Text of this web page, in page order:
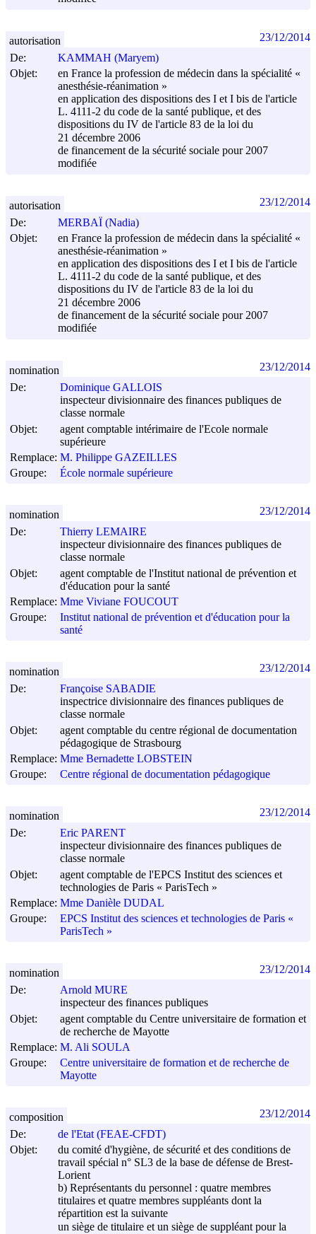
De:
KAMMAH (Maryem)
Objet:
en France la profession de médecin dans la spécialité «
anesthésie-réanimation »
en application des dispositions des I et I bis de l'article
L. 4111-2 du code de la santé publique, et des
dispositions du IV de l'article 83 de la loi du
21 décembre 2006
de financement de la sécurité sociale pour 2007
modifiée
autorisation 23/12/2014
De:
MERBAÏ (Nadia)
Objet:
en France la profession de médecin dans la spécialité «
anesthésie-réanimation »
en application des dispositions des I et I bis de l'article
L. 4111-2 du code de la santé publique, et des
dispositions du IV de l'article 83 de la loi du
21 décembre 2006
de financement de la sécurité sociale pour 2007
modifiée
autorisation 23/12/2014
De:
Dominique GALLOIS
inspecteur divisionnaire des finances publiques de
classe normale
Objet:
agent comptable intérimaire de l'Ecole normale
supérieure
Remplace: M. Philippe GAZEILLES
Groupe:
École normale supérieure
nomination 23/12/2014
De:
Thierry LEMAIRE
inspecteur divisionnaire des finances publiques de
classe normale
Objet:
agent comptable de l'Institut national de prévention et
d'éducation pour la santé
Remplace: Mme Viviane FOUCOUT
Groupe:
Institut national de prévention et d'éducation pour la
santé
nomination 23/12/2014
De:
Françoise SABADIE
inspectrice divisionnaire des finances publiques de
classe normale
Objet:
agent comptable du centre régional de documentation
pédagogique de Strasbourg
Remplace: Mme Bernadette LOBSTEIN
Groupe:
Centre régional de documentation pédagogique
nomination 23/12/2014
De:
Eric PARENT
inspecteur divisionnaire des finances publiques de
classe normale
Objet:
agent comptable de l'EPCS Institut des sciences et
technologies de Paris « ParisTech »
Remplace: Mme Danièle DUDAL
Groupe:
EPCS Institut des sciences et technologies de Paris «
ParisTech »
nomination 23/12/2014
De:
Arnold MURE
inspecteur des finances publiques
Objet:
agent comptable du Centre universitaire de formation et
de recherche de Mayotte
Remplace: M. Ali SOULA
Groupe:
Centre universitaire de formation et de recherche de
Mayotte
nomination 23/12/2014
De:
de l'Etat (FEAE-CFDT)
Objet:
du comité d'hygiène, de sécurité et des conditions de
travail spécial n° SL3 de la base de défense de Brest-
Lorient
b) Représentants du personnel : quatre membres
titulaires et quatre membres suppléants dont la
répartition est la suivante
un siège de titulaire et un siège de suppléant pour la
composition 23/12/2014